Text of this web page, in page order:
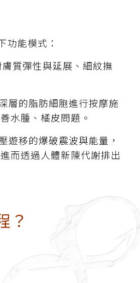
功能模式：
質彈性與延展、細紋撫
層的脂肪細胞進行按摩施
水腫、橘皮問題。
遊移的爆破震波與能量，
而透過人體新陳代謝排出
？